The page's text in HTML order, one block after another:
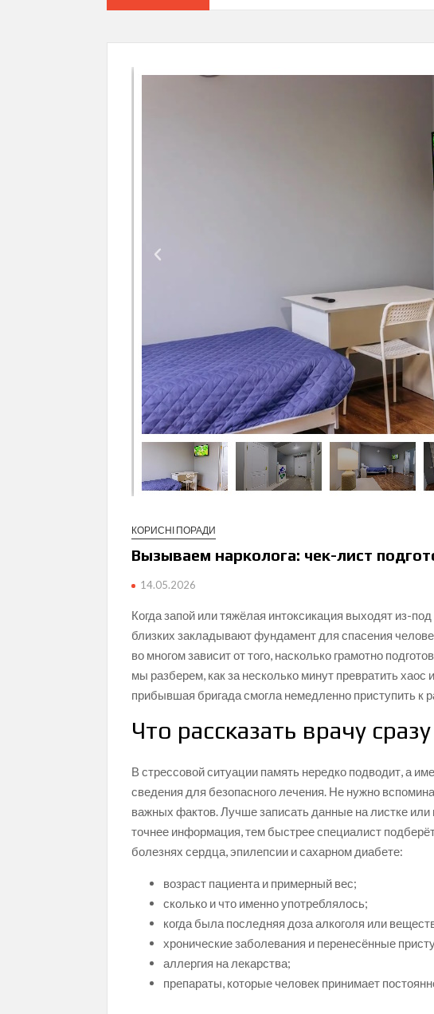
КОРИСНІ ПОРАДИ
Вызываем нарколога: чек-лист
14.05.2026
Когда запой или тяжёлая интоксикация выходят из-
близких закладывают фундамент для спасения
во многом зависит от того, насколько грамотно
мы разберем, как за несколько минут превратить хаос
прибывшая бригада смогла немедленно приступить к
Что рассказать врачу сразу
В стрессовой ситуации память нередко подводит, а
сведения для безопасного лечения. Не нужно
важных фактов. Лучше записать данные на листке
точнее информация, тем быстрее специалист
болезнях сердца, эпилепсии и сахарном диабете:
возраст пациента и примерный вес;
сколько и что именно употреблялось;
когда была последняя доза алкоголя или
хронические заболевания и перенесённые
аллергия на лекарства;
препараты, которые человек принимает